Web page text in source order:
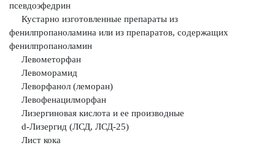
псевдоэфедрин
Кустарно изготовленные препараты из
фенилпропаноламина или из препаратов, содержащих
фенилпропаноламин
Левометорфан
Левоморамид
Леворфанол (леморан)
Левофенацилморфан
Лизергиновая кислота и ее производные
d-Лизергид (ЛСД, ЛСД-25)
Лист кока